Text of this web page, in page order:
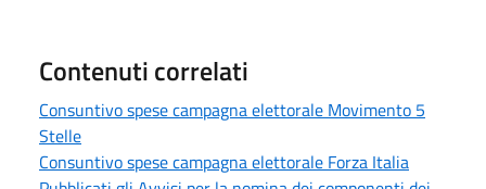
Contenuti correlati
Consuntivo spese campagna elettorale Movimento 5
Stelle
Consuntivo spese campagna elettorale Forza Italia